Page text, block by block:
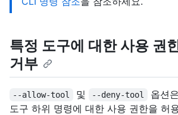
특정 도구에 대한 사용 권
거부
--allow-tool 및 --deny-tool
옵션
도구 하위 명령에 대한 사용 권한을 허